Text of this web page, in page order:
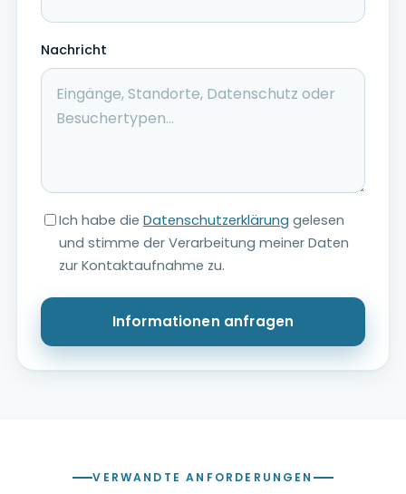
Nachricht
Ich habe die Datenschutzerklärung gelesen
und stimme der Verarbeitung meiner Daten
zur Kontaktaufnahme zu.
Informationen anfragen
VERWANDTE ANFORDERUNGEN